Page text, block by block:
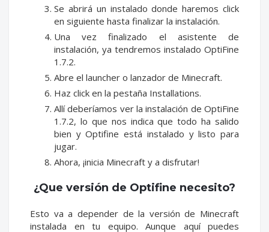
Se abrirá un instalado donde haremos click
en siguiente hasta finalizar la instalación.
Una vez finalizado el asistente de
instalación, ya tendremos instalado OptiFine
1.7.2.
Abre el launcher o lanzador de Minecraft.
Haz click en la pestaña Installations.
Allí deberíamos ver la instalación de OptiFine
1.7.2, lo que nos indica que todo ha salido
bien y Optifine está instalado y listo para
jugar.
Ahora, ¡inicia Minecraft y a disfrutar!
¿Que versión de Optifine necesito?
Esto va a depender de la versión de Minecraft
instalada en tu equipo. Aunque aquí puedes